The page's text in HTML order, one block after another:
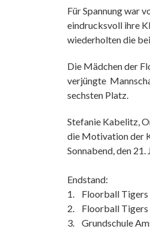
Für Spannung war
eindrucksvoll ihre
wiederholten die
Die Mädchen der
verjüngte
sechsten Platz.
Stefanie Kabelitz,
die Motivation der
Sonnabend, den
Endstand:
1. Floorball Tigers
2. Floorball
3. Grundschule